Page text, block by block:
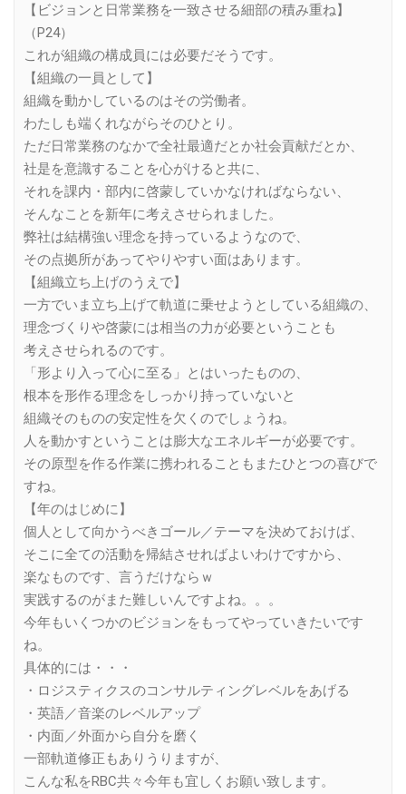
【ビジョンと日常業務を一致させる細部の積み重ね】
（P24）
これが組織の構成員には必要だそうです。
【組織の一員として】
組織を動かしているのはその労働者。
わたしも端くれながらそのひとり。
ただ日常業務のなかで全社最適だとか社会貢献だとか、
社是を意識することを心がけると共に、
それを課内・部内に啓蒙していかなければならない、
そんなことを新年に考えさせられました。
弊社は結構強い理念を持っているようなので、
その点拠所があってやりやすい面はあります。
【組織立ち上げのうえで】
一方でいま立ち上げて軌道に乗せようとしている組織の、
理念づくりや啓蒙には相当の力が必要ということも
考えさせられるのです。
「形より入って心に至る」とはいったものの、
根本を形作る理念をしっかり持っていないと
組織そのものの安定性を欠くのでしょうね。
人を動かすということは膨大なエネルギーが必要です。
その原型を作る作業に携われることもまたひとつの喜びで
すね。
【年のはじめに】
個人として向かうべきゴール／テーマを決めておけば、
そこに全ての活動を帰結させればよいわけですから、
楽なものです、言うだけならｗ
実践するのがまた難しいんですよね。。。
今年もいくつかのビジョンをもってやっていきたいです
ね。
具体的には・・・
・ロジスティクスのコンサルティングレベルをあげる
・英語／音楽のレベルアップ
・内面／外面から自分を磨く
一部軌道修正もありうりますが、
こんな私をRBC共々今年も宜しくお願い致します。